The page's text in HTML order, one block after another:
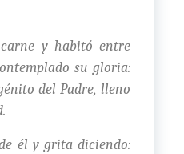
y habitó entre
su gloria:
del Padre, lleno
él y grita diciendo: